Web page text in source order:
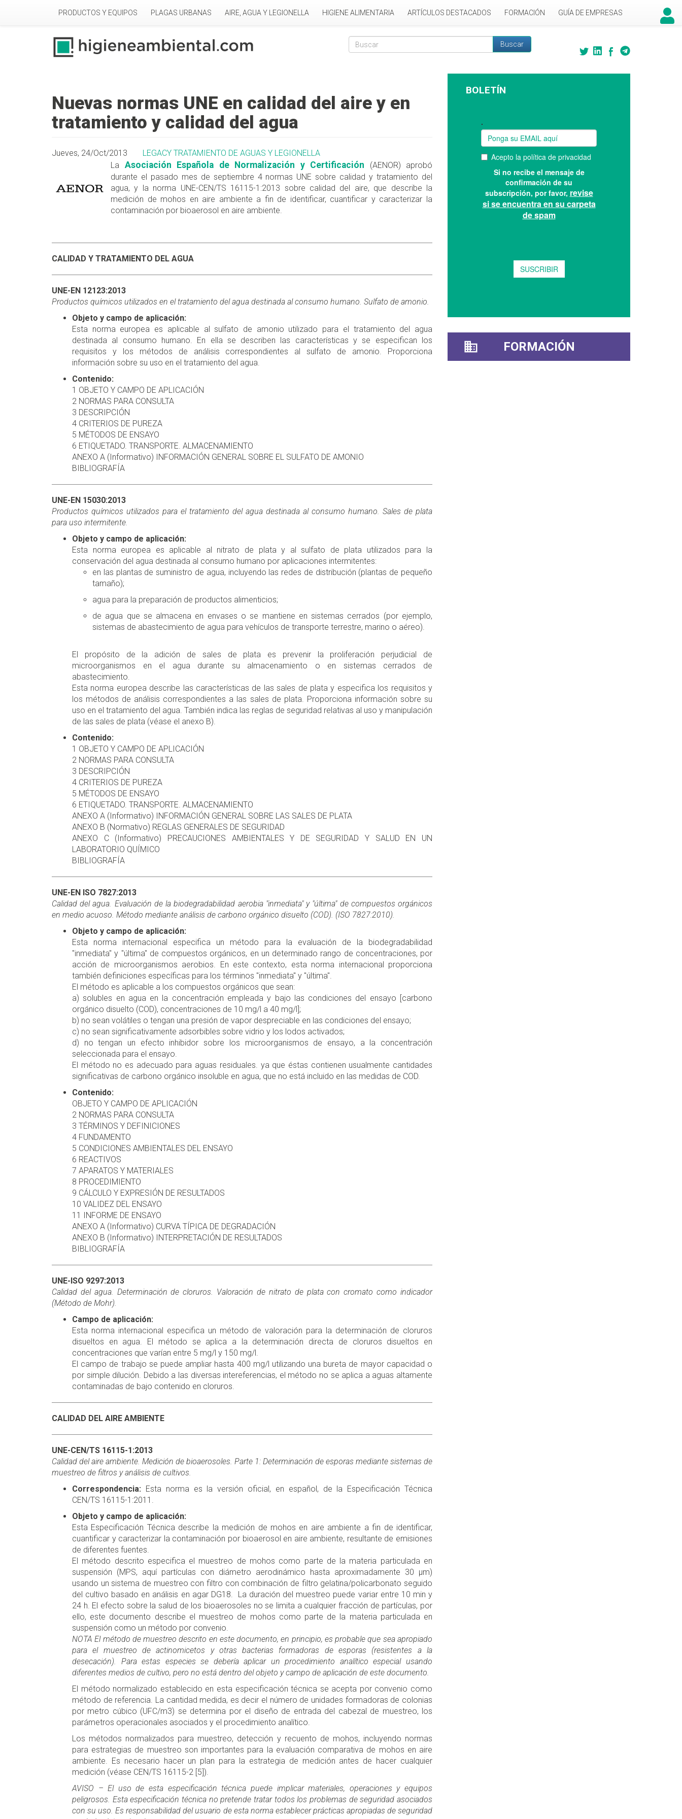
PRODUCTOS Y EQUIPOS PLAGAS URBANAS AIRE, AGUA Y LEGIONELLA HIGIENE ALIMENTARIA ARTÍCULOS DESTACADOS FORMACIÓN GUÍA DE EMPRESAS
Formulario de búsqueda
Buscar
Nuevas normas UNE en calidad del aire y en
tratamiento y calidad del agua
Jueves, 24/Oct/2013
LEGACY TRATAMIENTO DE AGUAS Y LEGIONELLA
La Asociación Española de Normalización y Certificación
(AENOR) aprobó
durante el pasado mes de septiembre 4 normas UNE sobre calidad y tratamiento del
agua, y la norma UNE-CEN/TS 16115-1:2013 sobre calidad del aire, que describe la
medición de mohos en aire ambiente a fin de identificar, cuantificar y caracterizar la
contaminación por bioaerosol en aire ambiente.
CALIDAD Y TRATAMIENTO DEL AGUA
UNE-EN 12123:2013
Productos químicos utilizados en el tratamiento del agua destinada al consumo humano. Sulfato de amonio.
Objeto y campo de aplicación:
Esta norma europea es aplicable al sulfato de amonio utilizado para el tratamiento del agua
destinada al consumo humano. En ella se describen las características y se especifican los
requisitos y los métodos de análisis correspondientes al sulfato de amonio. Proporciona
información sobre su uso en el tratamiento del agua.
Contenido:
1 OBJETO Y CAMPO DE APLICACIÓN
2 NORMAS PARA CONSULTA
3 DESCRIPCIÓN
4 CRITERIOS DE PUREZA
5 MÉTODOS DE ENSAYO
6 ETIQUETADO. TRANSPORTE. ALMACENAMIENTO
ANEXO A (Informativo) INFORMACIÓN GENERAL SOBRE EL SULFATO DE AMONIO
BIBLIOGRAFÍA
UNE-EN 15030:2013
Productos químicos utilizados para el tratamiento del agua destinada al consumo humano. Sales de plata
para uso intermitente.
Objeto y campo de aplicación:
Esta norma europea es aplicable al nitrato de plata y al sulfato de plata utilizados para la
conservación del agua destinada al consumo humano por aplicaciones intermitentes:
en las plantas de suministro de agua, incluyendo las redes de distribución (plantas de pequeño
tamaño);
agua para la preparación de productos alimenticios;
de agua que se almacena en envases o se mantiene en sistemas cerrados (por ejemplo,
sistemas de abastecimiento de agua para vehículos de transporte terrestre, marino o aéreo).
El propósito de la adición de sales de plata es prevenir la proliferación perjudicial de
microorganismos en el agua durante su almacenamiento o en sistemas cerrados de
abastecimiento.
Esta norma europea describe las características de las sales de plata y especifica los requisitos y
los métodos de análisis correspondientes a las sales de plata. Proporciona información sobre su
uso en el tratamiento del agua. También indica las reglas de seguridad relativas al uso y manipulación
de las sales de plata (véase el anexo B).
Contenido:
1 OBJETO Y CAMPO DE APLICACIÓN
2 NORMAS PARA CONSULTA
3 DESCRIPCIÓN
4 CRITERIOS DE PUREZA
5 MÉTODOS DE ENSAYO
6 ETIQUETADO. TRANSPORTE. ALMACENAMIENTO
ANEXO A (Informativo) INFORMACIÓN GENERAL SOBRE LAS SALES DE PLATA
ANEXO B (Normativo) REGLAS GENERALES DE SEGURIDAD
ANEXO C (Informativo) PRECAUCIONES AMBIENTALES Y DE SEGURIDAD Y SALUD EN UN
LABORATORIO QUÍMICO
BIBLIOGRAFÍA
UNE-EN ISO 7827:2013
Calidad del agua. Evaluación de la biodegradabilidad aerobia "inmediata" y "última" de compuestos orgánicos
en medio acuoso. Método mediante análisis de carbono orgánico disuelto (COD). (ISO 7827:2010).
Objeto y campo de aplicación:
Esta norma internacional especifica un método para la evaluación de la biodegradabilidad
"inmediata" y "última" de compuestos orgánicos, en un determinado rango de concentraciones, por
acción de microorganismos aerobios. En este contexto, esta norma internacional proporciona
también definiciones específicas para los términos "inmediata" y "última".
El método es aplicable a los compuestos orgánicos que sean:
a) solubles en agua en la concentración empleada y bajo las condiciones del ensayo [carbono
orgánico disuelto (COD), concentraciones de 10 mg/l a 40 mg/l];
b) no sean volátiles o tengan una presión de vapor despreciable en las condiciones del ensayo;
c) no sean significativamente adsorbibles sobre vidrio y los lodos activados;
d) no tengan un efecto inhibidor sobre los microorganismos de ensayo, a la concentración
seleccionada para el ensayo.
El método no es adecuado para aguas residuales. ya que éstas contienen usualmente cantidades
significativas de carbono orgánico insoluble en agua, que no está incluido en las medidas de COD.
Contenido:
OBJETO Y CAMPO DE APLICACIÓN
2 NORMAS PARA CONSULTA
3 TÉRMINOS Y DEFINICIONES
4 FUNDAMENTO
5 CONDICIONES AMBIENTALES DEL ENSAYO
6 REACTIVOS
7 APARATOS Y MATERIALES
8 PROCEDIMIENTO
9 CÁLCULO Y EXPRESIÓN DE RESULTADOS
10 VALIDEZ DEL ENSAYO
11 INFORME DE ENSAYO
ANEXO A (Informativo) CURVA TÍPICA DE DEGRADACIÓN
ANEXO B (Informativo) INTERPRETACIÓN DE RESULTADOS
BIBLIOGRAFÍA
UNE-ISO 9297:2013
Calidad del agua. Determinación de cloruros. Valoración de nitrato de plata con cromato como indicador
(Método de Mohr).
Campo de aplicación:
Esta norma internacional especifica un método de valoración para la determinación de cloruros
disueltos en agua. El método se aplica a la determinación directa de cloruros disueltos en
concentraciones que varían entre 5 mg/l y 150 mg/l.
El campo de trabajo se puede ampliar hasta 400 mg/l utilizando una bureta de mayor capacidad o
por simple dilución. Debido a las diversas intereferencias, el método no se aplica a aguas altamente
contaminadas de bajo contenido en cloruros.
CALIDAD DEL AIRE AMBIENTE
UNE-CEN/TS 16115-1:2013
Calidad del aire ambiente. Medición de bioaerosoles. Parte 1: Determinación de esporas mediante sistemas de
muestreo de filtros y análisis de cultivos.
Correspondencia: Esta norma es la versión oficial, en español, de la Especificación Técnica
CEN/TS 16115-1:2011.
Objeto y campo de aplicación:
Esta Especificación Técnica describe la medición de mohos en aire ambiente a fin de identificar,
cuantificar y caracterizar la contaminación por bioaerosol en aire ambiente, resultante de emisiones
de diferentes fuentes.
El método descrito especifica el muestreo de mohos como parte de la materia particulada en
suspensión (MPS, aquí partículas con diámetro aerodinámico hasta aproximadamente 30 μm)
usando un sistema de muestreo con filtro con combinación de filtro gelatina/policarbonato seguido
del cultivo basado en análisis en agar DG18. La duración del muestreo puede variar entre 10 min y
24 h. El efecto sobre la salud de los bioaerosoles no se limita a cualquier fracción de partículas, por
ello, este documento describe el muestreo de mohos como parte de la materia particulada en
suspensión como un método por convenio.
NOTA El método de muestreo descrito en este documento, en principio, es probable que sea apropiado
para el muestreo de actinomicetos y otras bacterias formadoras de esporas (resistentes a la
desecación). Para estas especies se debería aplicar un procedimiento analítico especial usando
diferentes medios de cultivo, pero no está dentro del objeto y campo de aplicación de este documento.
El método normalizado establecido en esta especificación técnica se acepta por convenio como
método de referencia. La cantidad medida, es decir el número de unidades formadoras de colonias
por metro cúbico (UFC/m3) se determina por el diseño de entrada del cabezal de muestreo, los
parámetros operacionales asociados y el procedimiento analítico.
Los métodos normalizados para muestreo, detección y recuento de mohos, incluyendo normas
para estrategias de muestreo son importantes para la evaluación comparativa de mohos en aire
ambiente. Es necesario hacer un plan para la estrategia de medición antes de hacer cualquier
medición (véase CEN/TS 16115-2 [5]).
AVISO – El uso de esta especificación técnica puede implicar materiales, operaciones y equipos
peligrosos. Esta especificación técnica no pretende tratar todos los problemas de seguridad asociados
con su uso. Es responsabilidad del usuario de esta norma establecer prácticas apropiadas de seguridad
BOLETÍN
FORMACIÓN